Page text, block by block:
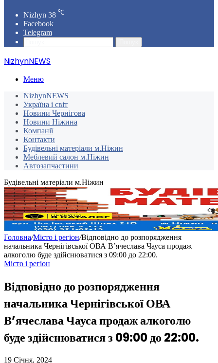
Nizhyn 38 ℃
Facebook
Telegram
NizhynNEWS
Меню
NizhynNEWS
Україна і світ
Новини Чернігова
Новини Ніжина
Компанії
Контакти
Будівельні матеріали м.Ніжин
Меблевий салон м.Ніжин
Автозапчастини
Будівельні матеріали м.Ніжин
Головна/Місто і регіон/Відповідно до розпорядження
начальника Чернігівської ОВА В’ячеслава Чауса продаж
алкоголю буде здійснюватися з 09:00 до 22:00.
Місто і регіон
Відповідно до розпорядження
начальника Чернігівської ОВА
В’ячеслава Чауса продаж алкоголю
буде здійснюватися з 09:00 до 22:00.
19 Січня, 2024